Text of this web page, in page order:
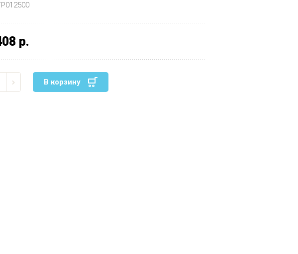
р.
В корзину